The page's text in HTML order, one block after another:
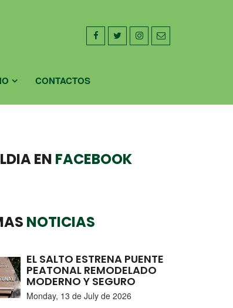
CONTACTOS
EN FACEBOOK
NOTICIAS
EL SALTO ESTRENA PUENTE
PEATONAL REMODELADO
MODERNO Y SEGURO
Monday, 13 de July de 2026